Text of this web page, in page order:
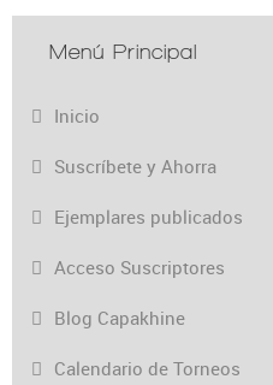
Menú Principal
Inicio
Suscríbete y Ahorra
Ejemplares publicados
Acceso Suscriptores
Blog Capakhine
Calendario de Torneos